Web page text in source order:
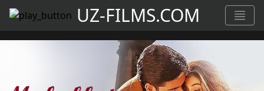
UZ-FILMS.COM